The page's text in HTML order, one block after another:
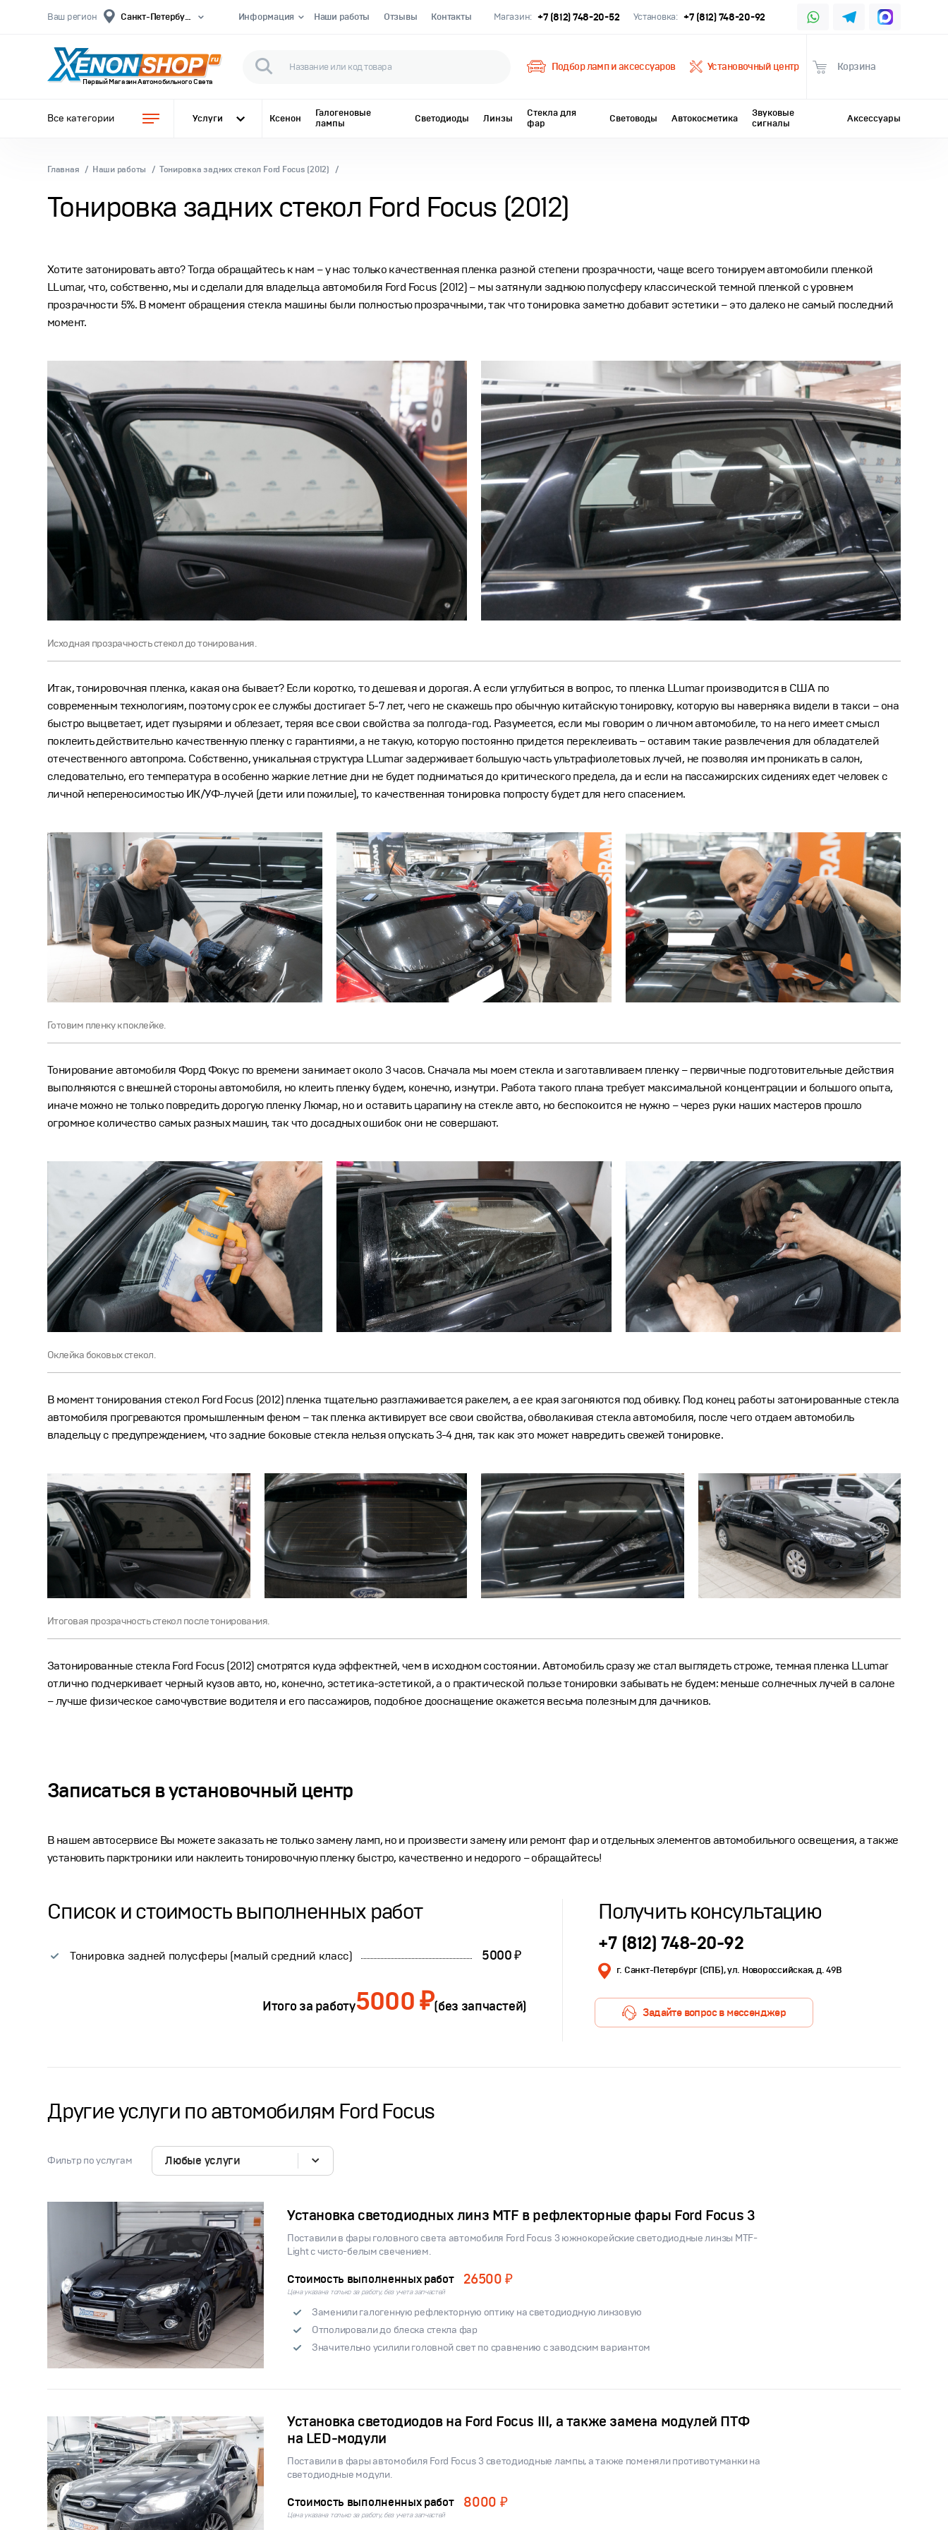
Ваш регион Санкт-Петербург (СПБ) Информация Наши работы Отзывы Контакты Магазин: +7 (812) 748-20-52 Установка: +7 (812) 748-20-92
Первый Магазин Автомобильного Света
Подбор ламп и аксессуаров Установочный центр Корзина
Все категории Услуги Ксенон
Галогеновые
лампы
Светодиоды Линзы
Стекла для
фар
Световоды Автокосметика
Звуковые
сигналы
Аксессуары
Главная Наши работы Тонировка задних стекол Ford Focus (2012)
Тонировка задних стекол Ford Focus (2012)
Хотите затонировать авто? Тогда обращайтесь к нам – у нас только качественная пленка разной степени прозрачности, чаще всего тонируем автомобили пленкой
LLumar, что, собственно, мы и сделали для владельца автомобиля Ford Focus (2012) – мы затянули заднюю полусферу классической темной пленкой с уровнем
прозрачности 5%. В момент обращения стекла машины были полностью прозрачными, так что тонировка заметно добавит эстетики – это далеко не самый последний
момент.
Исходная прозрачность стекол до тонирования.
Итак, тонировочная пленка, какая она бывает? Если коротко, то дешевая и дорогая. А если углубиться в вопрос, то пленка LLumar производится в США по
современным технологиям, поэтому срок ее службы достигает 5-7 лет, чего не скажешь про обычную китайскую тонировку, которую вы наверняка видели в такси – она
быстро выцветает, идет пузырями и облезает, теряя все свои свойства за полгода-год. Разумеется, если мы говорим о личном автомобиле, то на него имеет смысл
поклеить действительно качественную пленку с гарантиями, а не такую, которую постоянно придется переклеивать – оставим такие развлечения для обладателей
отечественного автопрома. Собственно, уникальная структура LLumar задерживает большую часть ультрафиолетовых лучей, не позволяя им проникать в салон,
следовательно, его температура в особенно жаркие летние дни не будет подниматься до критического предела, да и если на пассажирских сидениях едет человек с
личной непереносимостью ИК/УФ-лучей (дети или пожилые), то качественная тонировка попросту будет для него спасением.
Готовим пленку к поклейке.
Тонирование автомобиля Форд Фокус по времени занимает около 3 часов. Сначала мы моем стекла и заготавливаем пленку – первичные подготовительные действия
выполняются с внешней стороны автомобиля, но клеить пленку будем, конечно, изнутри. Работа такого плана требует максимальной концентрации и большого опыта,
иначе можно не только повредить дорогую пленку Люмар, но и оставить царапину на стекле авто, но беспокоится не нужно – через руки наших мастеров прошло
огромное количество самых разных машин, так что досадных ошибок они не совершают.
Оклейка боковых стекол.
В момент тонирования стекол Ford Focus (2012) пленка тщательно разглаживается ракелем, а ее края загоняются под обивку. Под конец работы затонированные стекла
автомобиля прогреваются промышленным феном – так пленка активирует все свои свойства, обволакивая стекла автомобиля, после чего отдаем автомобиль
владельцу с предупреждением, что задние боковые стекла нельзя опускать 3-4 дня, так как это может навредить свежей тонировке.
Итоговая прозрачность стекол после тонирования.
Затонированные стекла Ford Focus (2012) смотрятся куда эффектней, чем в исходном состоянии. Автомобиль сразу же стал выглядеть строже, темная пленка LLumar
отлично подчеркивает черный кузов авто, но, конечно, эстетика-эстетикой, а о практической пользе тонировки забывать не будем: меньше солнечных лучей в салоне
– лучше физическое самочувствие водителя и его пассажиров, подобное дооснащение окажется весьма полезным для дачников.
Записаться в установочный центр
В нашем автосервисе Вы можете заказать не только замену ламп, но и произвести замену или ремонт фар и отдельных элементов автомобильного освещения, а также
установить парктроники или наклеить тонировочную пленку быстро, качественно и недорого – обращайтесь!
Список и стоимостьвыполненных работ
Тонировка задней полусферы (малый средний класс) 5000 ₽
Итого за работу5000 ₽(без запчастей)
Получить консультацию
+7 (812) 748-20-92
г. Санкт-Петербург (СПБ), ул. Новороссийская, д. 49В
Задайте вопрос в мессенджер
Другие услуги по автомобилям Ford Focus
Фильтр по услугам Любые услуги
Установка светодиодных линз MTF в рефлекторные фары Ford Focus 3
Поставили в фары головного света автомобиля Ford Focus 3 южнокорейские светодиодные линзы MTF-
Light с чисто-белым свечением.
Стоимость выполненных работ 26500 ₽
Цена указана только за работу, без учета запчастей
Заменили галогенную рефлекторную оптику на светодиодную линзовую
Отполировали до блеска стекла фар
Значительно усилили головной свет по сравнению с заводским вариантом
Установка светодиодов на Ford Focus III, а также замена модулей ПТФ
на LED-модули
Поставили в фары автомобиля Ford Focus 3 светодиодные лампы, а также поменяли противотуманки на
светодиодные модули.
Стоимость выполненных работ 8000 ₽
Цена указана только за работу, без учета запчастей